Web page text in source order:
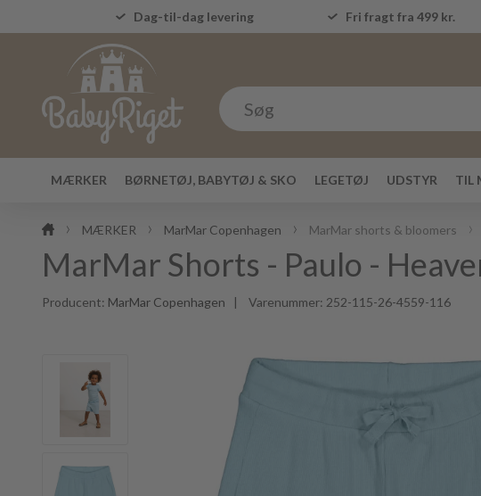
Dag-til-dag levering Fri fragt fra 499 kr.
MÆRKER BØRNETØJ, BABYTØJ & SKO LEGETØJ UDSTYR TIL
MÆRKER MarMar Copenhagen MarMar shorts & bloomers
MarMar Shorts - Paulo -
Producent: MarMar Copenhagen | Varenummer: 252-115-26-4559-116